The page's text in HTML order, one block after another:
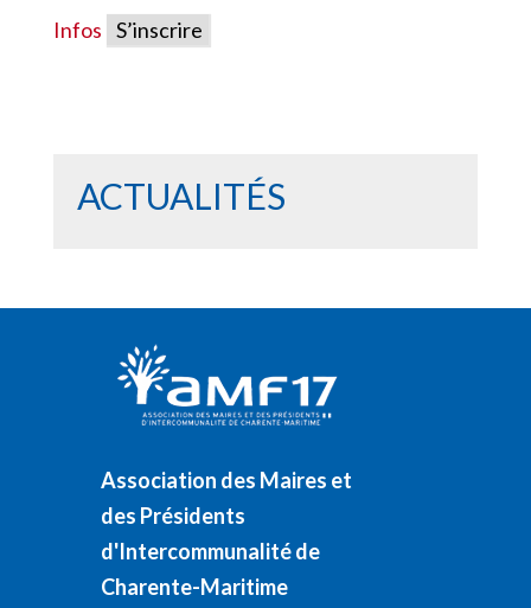
Infos S’inscrire
ACTUALITÉS
Association des Maires et
des Présidents
d'Intercommunalité de
Charente-Maritime